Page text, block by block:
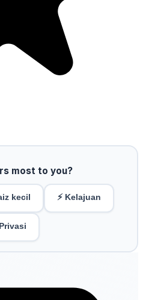
most to you?
kecil ⚡ Kelajuan
Privasi